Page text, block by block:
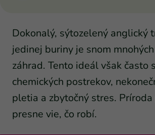
Dokonalý, sýtozelený anglický
jedinej buriny je snom
záhrad. Tento ideál však často
chemických postrekov,
pletia a zbytočný stres.
presne vie, čo robí.